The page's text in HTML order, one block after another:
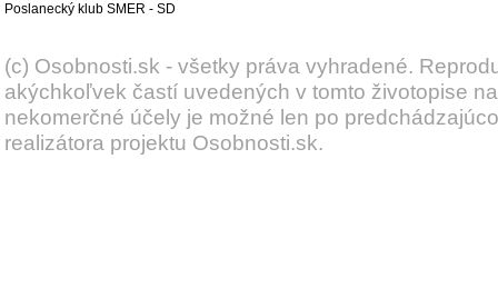
Poslanecký klub SMER - SD
(c) Osobnosti.sk - všetky práva vyhradené.
akýchkoľvek častí uvedených v tomto životopise
nekomerčné účely je možné len po
realizátora projektu Osobnosti.sk.